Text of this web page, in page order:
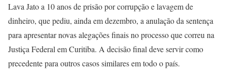
Lava Jato a 10 anos de prisão por corrupção e lavagem de
dinheiro, que pediu, ainda em dezembro, a anulação da sentença
para apresentar novas alegações finais no processo que correu na
Justiça Federal em Curitiba. A decisão final deve servir como
precedente para outros casos similares em todo o país.